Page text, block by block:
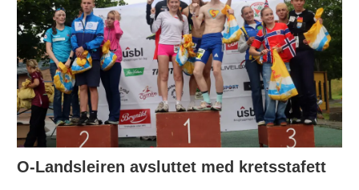
O-Landsleiren avsluttet med kretsstafett